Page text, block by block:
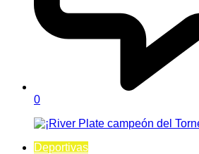
0
Deportivas